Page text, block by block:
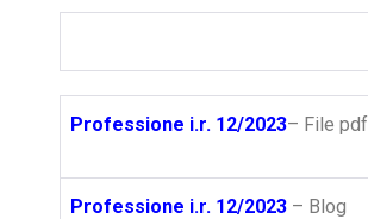
Professione i.r. 12/2023– File pdf
Professione i.r. 12/2023 – Blog